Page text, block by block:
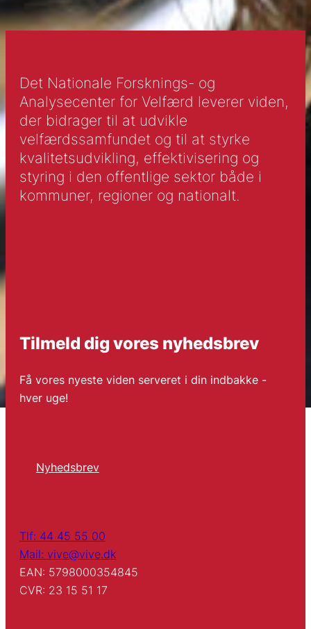
Universitet.
Det Nationale Forsknings- og
Analysecenter for Velfærd leverer viden,
der bidrager til at udvikle
velfærdssamfundet og til at styrke
kvalitetsudvikling, effektivisering og
styring i den offentlige sektor både i
kommuner, regioner og nationalt.
Tilmeld dig vores nyhedsbrev
Få vores nyeste viden serveret i din indbakke -
hver uge!
Nyhedsbrev
Tlf: 44 45 55 00
Mail: vive@vive.dk
EAN: 5798000354845
CVR: 23 15 51 17